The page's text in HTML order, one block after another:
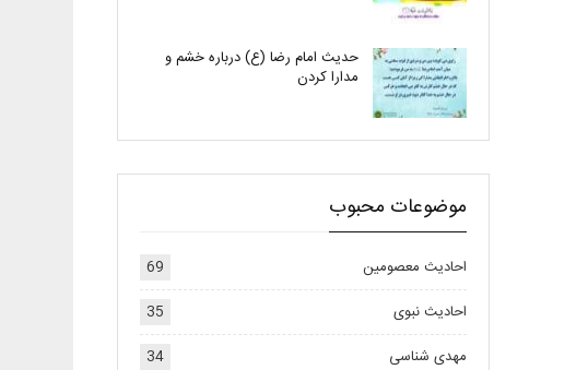
حدیث امام رضا (ع) درباره خشم و
مدارا کردن
موضوعات محبوب
احادیث معصومین
69
احادیث نبوی
35
مهدی شناسی
34